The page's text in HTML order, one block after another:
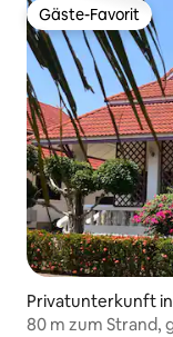
Gäste-Favorit
Gäste-Favorit
Privatunterkunft in
80 m zum Strand,